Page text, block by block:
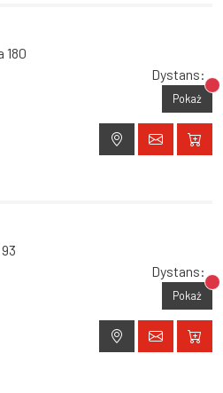
180
Dystans:
Pokaż
Dystans:
Pokaż